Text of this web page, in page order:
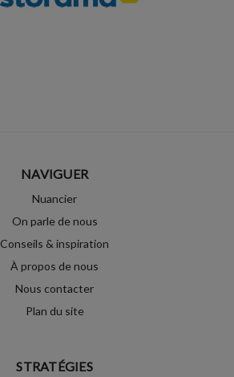
NAVIGUER
Nuancier
On parle de nous
Conseils & inspiration
À propos de nous
Nous contacter
Plan du site
STRATÉGIES